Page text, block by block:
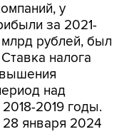
у
за 2021-
рублей, был
налога
над
2019 годы.
января 2024